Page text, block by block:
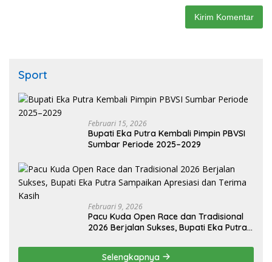
Sport
Februari 15, 2026
Bupati Eka Putra Kembali Pimpin PBVSI
Sumbar Periode 2025–2029
Februari 9, 2026
Pacu Kuda Open Race dan Tradisional
2026 Berjalan Sukses, Bupati Eka Putra
Selengkapnya